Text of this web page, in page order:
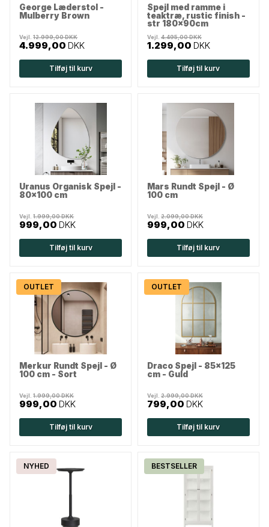
George Læderstol -
Mulberry Brown
4.999,00 DKK
Vejl.12.999,00 DKK
Tilføj til kurv
Spejl med ramme i
teaktræ, rustic finish -
str 180x90cm
1.299,00 DKK
Vejl. 4.495,00 DKK
Tilføj til kurv
Uranus Organisk Spejl -
80x100 cm
999,00 DKK
Vejl.1.999,00 DKK
Tilføj til kurv
Mars Rundt Spejl - Ø
100 cm
999,00 DKK
Vejl. 2.099,00 DKK
Tilføj til kurv
OUTLET
Merkur Rundt Spejl - Ø
100 cm - Sort
999,00 DKK
Vejl.1.999,00 DKK
Tilføj til kurv
OUTLET
Draco Spejl - 85x125
cm - Guld
799,00 DKK
Vejl. 2.999,00 DKK
Tilføj til kurv
NYHED BESTSELLER